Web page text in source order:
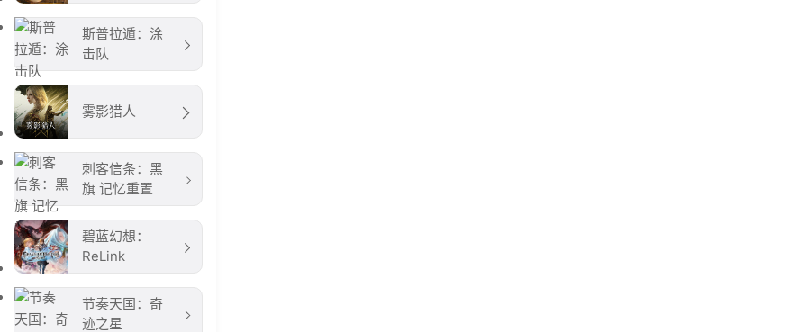
斯普拉遁：涂
击队
雾影猎人
刺客信条：黑
旗 记忆重置
碧蓝幻想：
ReLink
节奏天国：奇
迹之星